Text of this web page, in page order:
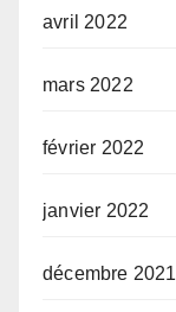
avril 2022
mars 2022
février 2022
janvier 2022
décembre 2021